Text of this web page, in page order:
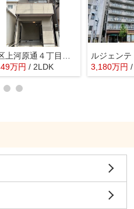
灘区上河原通４丁目 中古戸建て
万円 / 2LDK 3,180万円